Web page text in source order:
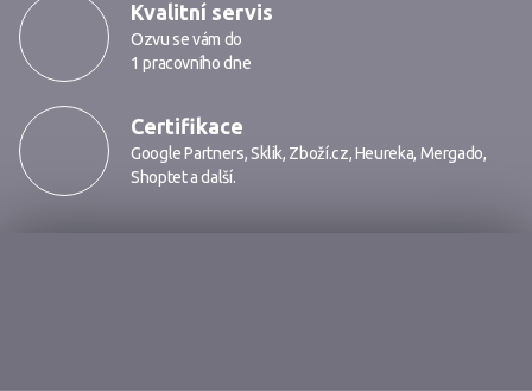
Kvalitní servis
Ozvu se vám do
1 pracovního dne
Certifikace
Google Partners,Sklik, Zboží.cz,Heureka, Mergado,
Shopteta další.